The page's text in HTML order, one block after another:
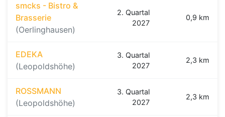
smcks - Bistro &
Brasserie
(Oerlinghausen)
2. Quartal
2027
0,9 km
EDEKA
(Leopoldshöhe)
3. Quartal
2027
2,3 km
ROSSMANN
(Leopoldshöhe)
3. Quartal
2027
2,3 km